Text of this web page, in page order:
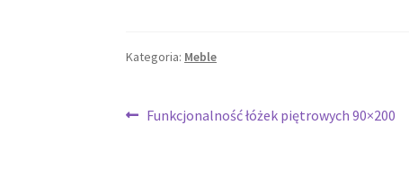
Kategoria: Meble
Nawigacja
Poprzedni
Funkcjonalność łóżek piętrowych 90×200